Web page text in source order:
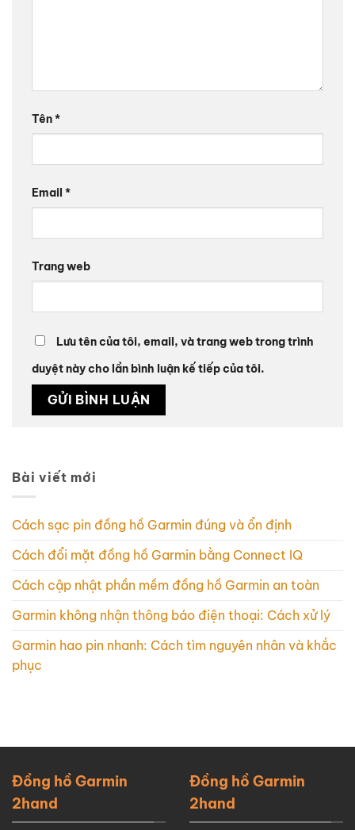
Tên*
Email *
Trang web
Lưu tên của tôi, email, và trang web trong trình
duyệt này cho lần bình luận kế tiếp của tôi.
Bài viết mới
Cách sạc pin đồng hồ Garmin đúng và ổn định
Cách đổi mặt đồng hồ Garmin bằng Connect IQ
Cách cập nhật phần mềm đồng hồ Garmin an toàn
Garmin không nhận thông báo điện thoại: Cách xử lý
Garmin hao pin nhanh: Cách tìm nguyên nhân và khắc
phục
Đồng hồ Garmin
2hand
Đồng hồ Garmin
2hand